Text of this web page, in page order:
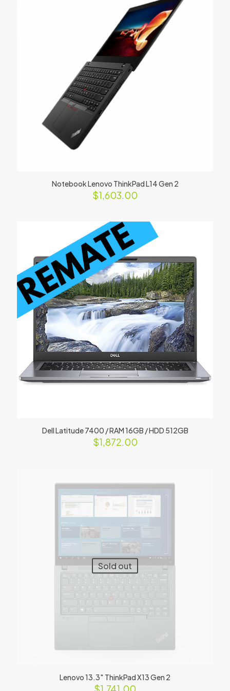
Notebook Lenovo ThinkPad L14 Gen 2
$1,603.00
Dell Latitude 7400 / RAM 16GB / HDD 512GB
$1,872.00
Sold out
Lenovo 13.3″ ThinkPad X13 Gen 2